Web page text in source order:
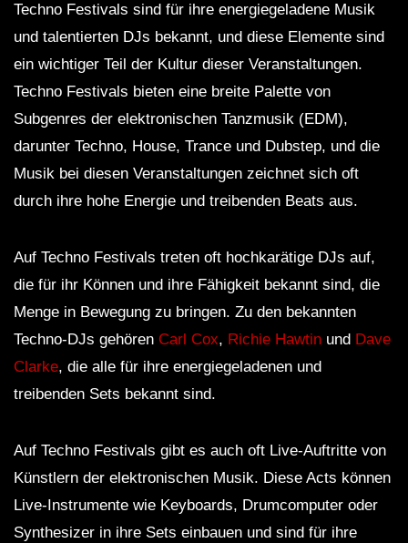
Techno Festivals sind für ihre energiegeladene Musik
und talentierten DJs bekannt, und diese Elemente sind
ein wichtiger Teil der Kultur dieser Veranstaltungen.
Techno Festivals bieten eine breite Palette von
Subgenres der elektronischen Tanzmusik (EDM),
darunter Techno, House, Trance und Dubstep, und die
Musik bei diesen Veranstaltungen zeichnet sich oft
durch ihre hohe Energie und treibenden Beats aus.
Auf Techno Festivals treten oft hochkarätige DJs auf,
die für ihr Können und ihre Fähigkeit bekannt sind, die
Menge in Bewegung zu bringen. Zu den bekannten
Techno-DJs gehören Carl Cox, Richie Hawtin und Dave
Clarke, die alle für ihre energiegeladenen und
treibenden Sets bekannt sind.
Auf Techno Festivals gibt es auch oft Live-Auftritte von
Künstlern der elektronischen Musik. Diese Acts können
Live-Instrumente wie Keyboards, Drumcomputer oder
Synthesizer in ihre Sets einbauen und sind für ihre